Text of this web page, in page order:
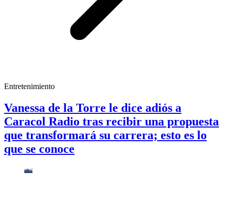
Entretenimiento
Vanessa de la Torre le dice adiós a
Caracol Radio tras recibir una propuesta
que transformará su carrera; esto es lo
que se conoce